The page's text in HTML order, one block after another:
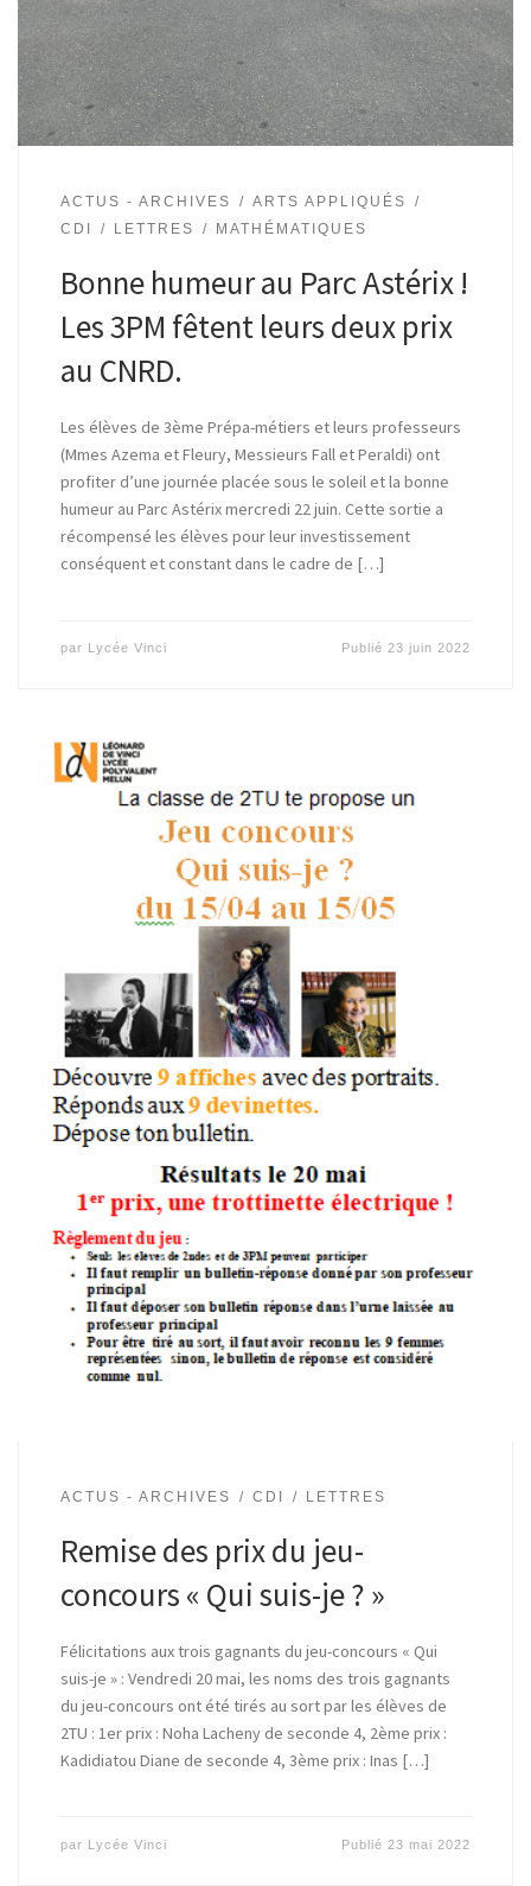
ACTUS - ARCHIVES
ARTS APPLIQUÉS
CDI
LETTRES MATHÉMATIQUES
Bonne humeur au Parc Astérix !
Les 3PM fêtent leurs deux prix
au CNRD.
Les élèves de 3ème Prépa-métiers et leurs professeurs
(Mmes Azema et Fleury, Messieurs Fall et Peraldi) ont
profiter d’une journée placée sous le soleil et la bonne
humeur au Parc Astérix mercredi 22 juin. Cette sortie a
récompensé les élèves pour leur investissement
conséquent et constant dans le cadre de […]
par Lycée Vinci Publié 23 juin 2022
ACTUS - ARCHIVES CDI LETTRES
Remise des prix du jeu-
concours « Qui suis-je ? »
Félicitations aux trois gagnants du jeu-concours « Qui
suis-je » : Vendredi 20 mai, les noms des trois gagnants
du jeu-concours ont été tirés au sort par les élèves de
2TU : 1er prix : Noha Lacheny de seconde 4, 2ème prix :
Kadidiatou Diane de seconde 4, 3ème prix : Inas […]
par Lycée Vinci Publié 23 mai 2022